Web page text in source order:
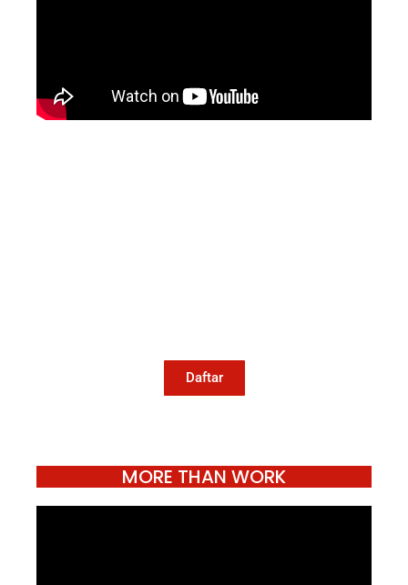
Daftar
MORE THAN WORK